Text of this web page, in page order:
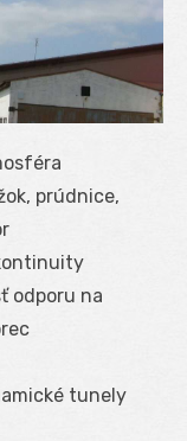
prúdnice,
odporu na
tunely